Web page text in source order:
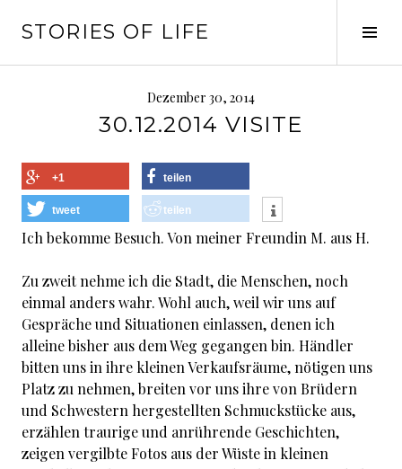
zumSTORIES OF LIFE
Dezember 30, 2014
30.12.2014 VISITE
+1 teilen
tweet teilen
Ich bekomme Besuch. Von meiner Freundin M. aus H.
Zu zweit nehme ich die Stadt, die Menschen, noch
einmal anders wahr. Wohl auch, weil wir uns auf
Gespräche und Situationen einlassen, denen ich
alleine bisher aus dem Weg gegangen bin. Händler
bitten uns in ihre kleinen Verkaufsräume, nötigen uns
Platz zu nehmen, breiten vor uns ihre von Brüdern
und Schwestern hergestellten Schmuckstücke aus,
erzählen traurige und anrührende Geschichten,
zeigen vergilbte Fotos aus der Wüste in kleinen